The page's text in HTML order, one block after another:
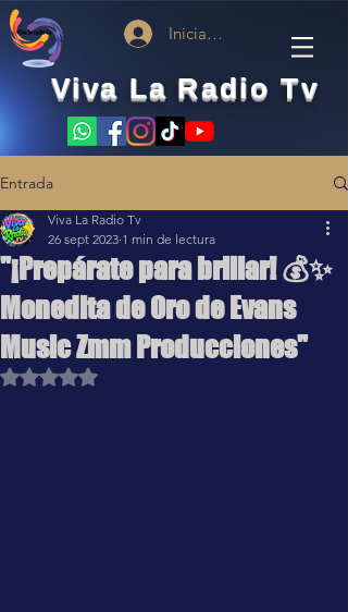
Viva La Radio Tv
Iniciar sesión
Entrada
"¡Prepárate para brillar! 💰✨
Monedita de Oro de Evans
Music Zmm Producciones"
Viva La Radio Tv
26 sept 2023 1 min de lectura
Obtuvo NaN de 5 estrellas.